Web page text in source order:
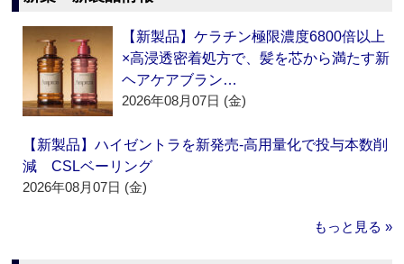
【新製品】ケラチン極限濃度6800倍以上
×高浸透密着処方で、髪を芯から満たす新
ヘアケアブラン…
2026年08月07日 (金)
【新製品】ハイゼントラを新発売‐高用量化で投与本数削
減 CSLベーリング
2026年08月07日 (金)
もっと見る »